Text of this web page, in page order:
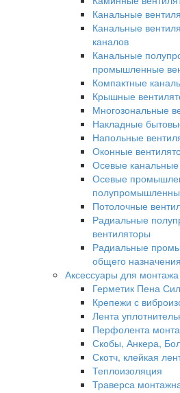
Канальные
Канальные
каналов
Канальные
промышленные
Компактные
Крышные
Многозональные
Накладные
Напольные
Оконные
Осевые
Осевые
Потолочные
Радиальные
вентиляторы
Радиальные
общего назначения
Аксессуары для монтажа
Герметик Пена
Крепежи с
Лента
Перфолента
Скобы, Анкера,
Скотч, клейкая
Теплоизоляция
Траверса